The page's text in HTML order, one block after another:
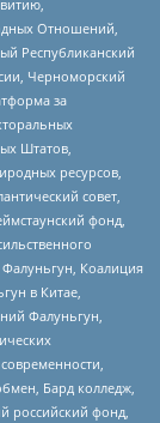
Отношений,
Республиканский
Черноморский
за
Штатов,
ресурсов,
совет,
фонд,
Коалиция
в Китае,
Фалуньгун,
Бард колледж,
российский фонд,